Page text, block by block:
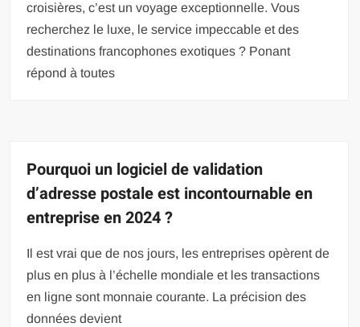
croisières, c’est un voyage exceptionnelle. Vous
recherchez le luxe, le service impeccable et des
destinations francophones exotiques ? Ponant
répond à toutes
Pourquoi un logiciel de validation
d’adresse postale est incontournable en
entreprise en 2024 ?
Il est vrai que de nos jours, les entreprises opèrent de
plus en plus à l’échelle mondiale et les transactions
en ligne sont monnaie courante. La précision des
données devient